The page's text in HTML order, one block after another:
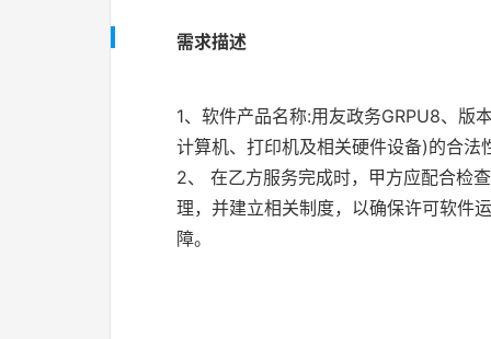
需求描述
1、软件产品名称:用友政务GRPU8、
计算机、打印机及相关硬件设备)的合
2、 在乙方服务完成时，甲方应配合检
理，并建立相关制度，以确保许可软件
障。